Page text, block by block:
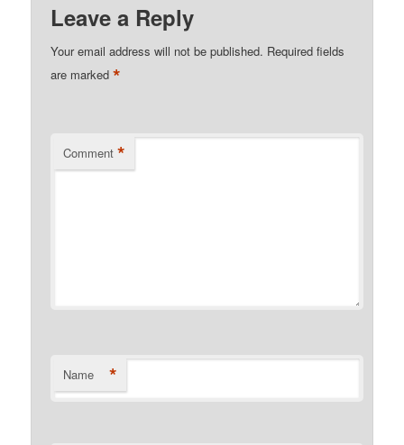
Leave a Reply
Your email address will not be published. Required fields
are marked*
Comment *
Name *